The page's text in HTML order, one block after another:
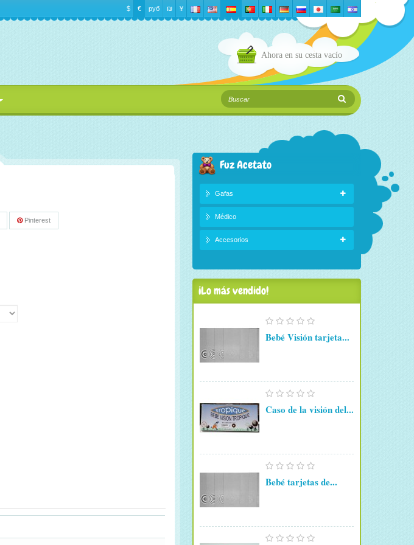
$ € руб ₪‎ ¥
Ahora en su cesta vacío
Pinterest
Fuz Acetato
Gafas
Médico
Accesorios
¡Lo más vendido!
Bebé Visión tarjeta...
Caso de la visión del...
Bebé tarjetas de...